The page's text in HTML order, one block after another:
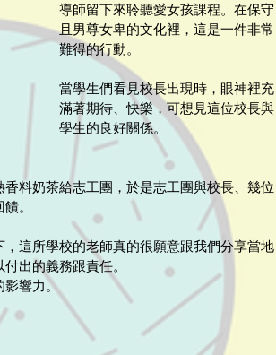
導師留下來聆聽愛女孩課程。在保守
且男尊女卑的文化裡，這是一件非常
難得的行動。
當學生們看見校長出現時，眼神裡充
滿著期待、快樂，可想見這位校長與
學生的良好關係。
料奶茶給志工團，於是志工團與校長、幾位
。
這所學校的老師真的很願意跟我們分享當地
出的義務跟責任。
影響力。